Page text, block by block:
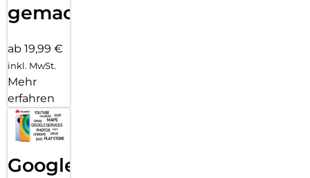
gemacht!
ab 19,99 €
inkl. MwSt.
Mehr
erfahren
Google